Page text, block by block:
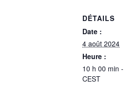
DÉTAILS
Date :
4 août 2024
Heure :
10 h 00 min
CEST